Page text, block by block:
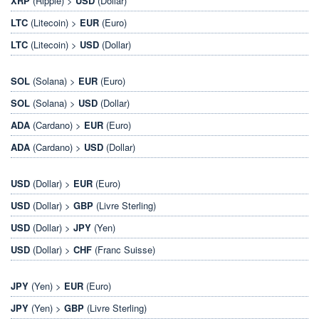
LTC (Litecoin) > EUR (Euro)
LTC (Litecoin) > USD (Dollar)
SOL (Solana) > EUR (Euro)
SOL (Solana) > USD (Dollar)
ADA (Cardano) > EUR (Euro)
ADA (Cardano) > USD (Dollar)
USD (Dollar) > EUR (Euro)
USD (Dollar) > GBP (Livre Sterling)
USD (Dollar) > JPY (Yen)
USD (Dollar) > CHF (Franc Suisse)
JPY (Yen) > EUR (Euro)
JPY (Yen) > GBP (Livre Sterling)